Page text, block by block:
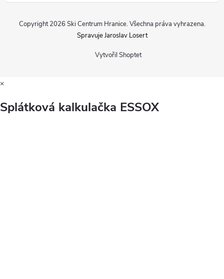
Vytvořil Shoptet
Copyright 2026 Ski Centrum Hranice. Všechna práva vyhrazena.
Spravuje Jaroslav Losert
×
Splátková kalkulačka ESSOX